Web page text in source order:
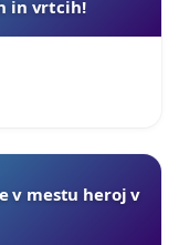
in vrtcih!
v mestu heroj v